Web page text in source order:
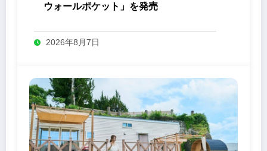
ウォールポケット」を発売
2026年8月7日